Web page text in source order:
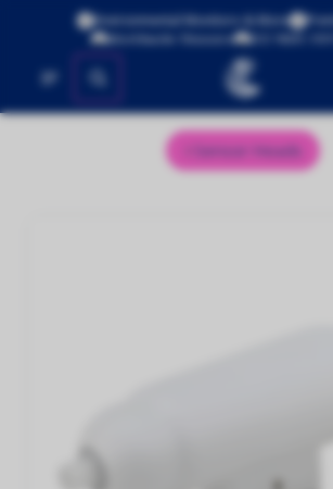
Environmental Monitors & More
Worldwide Shipping
ISO
No se encontraron
Sensor Heads